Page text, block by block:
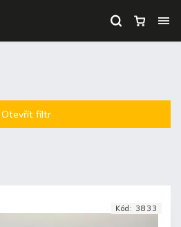
Otevřít filtr
Kód: 3833